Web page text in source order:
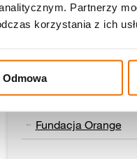
Partnerzy
korzystania z ich
Odmowa
Drzewo marzeń
Fundacja Orange